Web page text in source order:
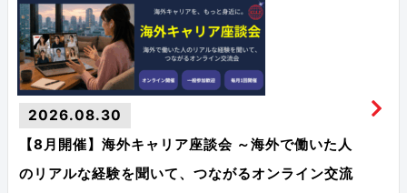
2026.08.30
【8月開催】海外キャリア座談会 ～海外で働いた人
のリアルな経験を聞いて、つながるオンライン交流